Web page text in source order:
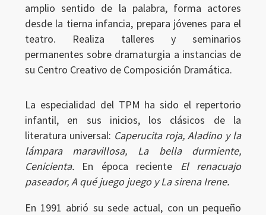
amplio sentido de la palabra, forma actores
desde la tierna infancia, prepara jóvenes para el
teatro. Realiza talleres y seminarios
permanentes sobre dramaturgia a instancias de
su Centro Creativo de Composición Dramática.
La especialidad del TPM ha sido el repertorio
infantil, en sus inicios, los clásicos de la
literatura universal: Caperucita roja, Aladino y la
lámpara maravillosa, La bella durmiente,
Cenicienta.En época reciente El renacuajo
paseador, A qué juego juego y La sirena Irene.
En 1991 abrió su sede actual, con un pequeño